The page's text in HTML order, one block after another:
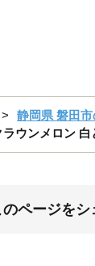
静岡県 磐田
ウンメロン 白
のページをシ